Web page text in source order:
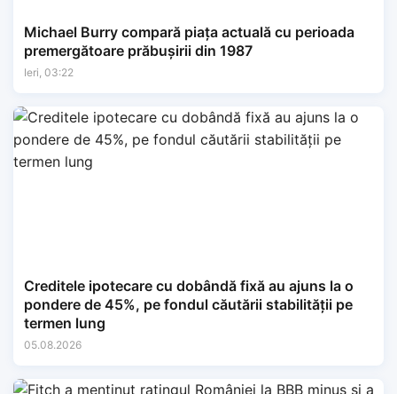
Michael Burry compară piața actuală cu perioada
premergătoare prăbușirii din 1987
Ieri, 03:22
Creditele ipotecare cu dobândă fixă au ajuns la o
pondere de 45%, pe fondul căutării stabilității pe
termen lung
05.08.2026